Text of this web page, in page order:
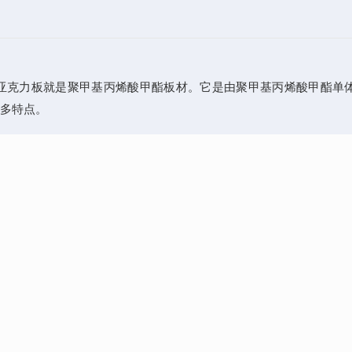
力板就是聚甲基丙烯酸甲酯板材。它是由聚甲基丙烯酸甲酯
特点。